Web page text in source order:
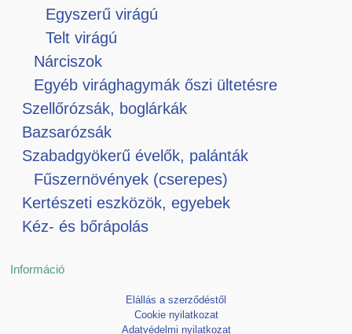
Egyszerű virágú
Telt virágú
Nárciszok
Egyéb virághagymák őszi ültetésre
Szellőrózsák, boglárkák
Bazsarózsák
Szabadgyökerű évelők, palánták
Fűszernövények (cserepes)
Kertészeti eszközök, egyebek
Kéz- és bőrápolás
Információ
Elállás a szerződéstől
Cookie nyilatkozat
Adatvédelmi nyilatkozat